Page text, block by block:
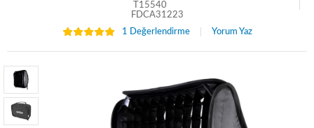
T15540
FDCA31223
1 Değerlendirme
Yorum Yaz